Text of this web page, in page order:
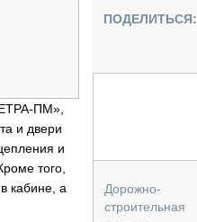
ТРАНСПОРТ
ТЕХНИКА
И СКЛАД
И ТЕХНОЛОГИИ
ПМ»,
и двери
и
того,
кабине, а
ПОДЕЛИТЬСЯ:
Дорожно-
строительная